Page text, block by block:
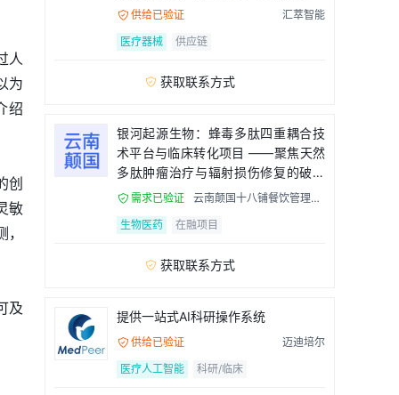
人
为
绍
创
敏
及
流程
 供给已验证
汇萃智能
医疗器械
供应链
 获取联系方式
银河起源生物：蜂毒多肽四重耦合技
术平台与临床转化项目 ——聚焦天然
多肽肿瘤治疗与辐射损伤修复的破局
者
 需求已验证
云南颠国十八铺餐饮管理有
生物医药
在融项目
 获取联系方式
提供一站式AI科研操作系统
 供给已验证
迈迪培尔
医疗人工智能
科研/临床